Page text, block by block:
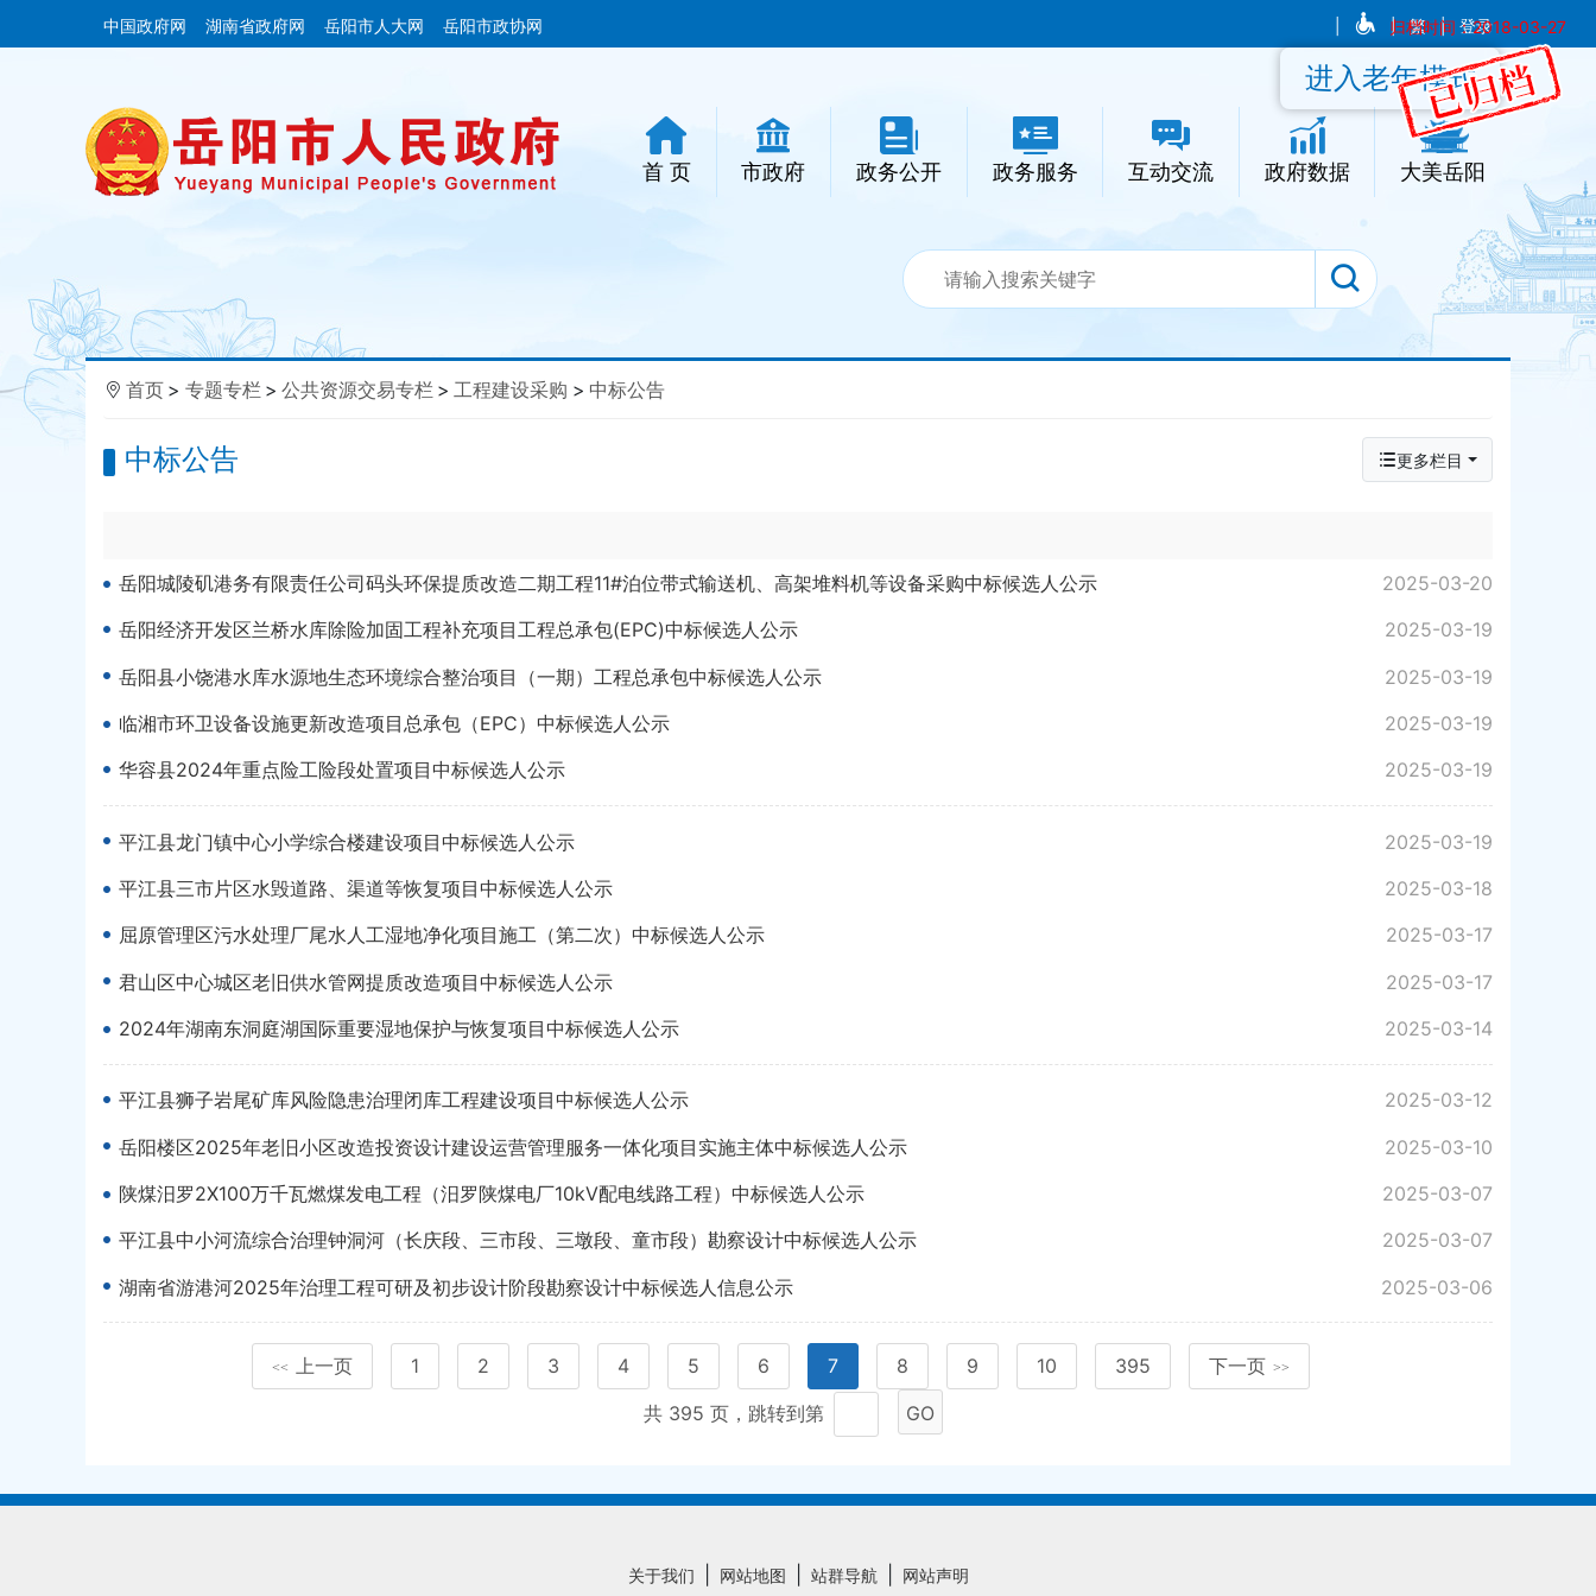
归档时间：2018-03-27
中国政府网 湖南省政府网 岳阳市人大网 岳阳市政协网 |繁| 登录
首 页 市政府 政务公开 政务服务 互动交流 政府数据 大美岳阳
进入老年模式
首页 > 专题专栏 > 公共资源交易专栏 > 工程建设采购 > 中标公告
中标公告 更多栏目
岳阳城陵矶港务有限责任公司码头环保提质改造二期工程11#泊位带式输送机、高架堆料机等设备采购中标候选人公示
2025-03-20
岳阳经济开发区兰桥水库除险加固工程补充项目工程总承包(EPC)中标候选人公示
2025-03-19
岳阳县小饶港水库水源地生态环境综合整治项目（一期）工程总承包中标候选人公示
2025-03-19
临湘市环卫设备设施更新改造项目总承包（EPC）中标候选人公示
2025-03-19
华容县2024年重点险工险段处置项目中标候选人公示
2025-03-19
平江县龙门镇中心小学综合楼建设项目中标候选人公示
2025-03-19
平江县三市片区水毁道路、渠道等恢复项目中标候选人公示
2025-03-18
屈原管理区污水处理厂尾水人工湿地净化项目施工（第二次）中标候选人公示
2025-03-17
君山区中心城区老旧供水管网提质改造项目中标候选人公示
2025-03-17
2024年湖南东洞庭湖国际重要湿地保护与恢复项目中标候选人公示
2025-03-14
平江县狮子岩尾矿库风险隐患治理闭库工程建设项目中标候选人公示
2025-03-12
岳阳楼区2025年老旧小区改造投资设计建设运营管理服务一体化项目实施主体中标候选人公示
2025-03-10
陕煤汨罗2X100万千瓦燃煤发电工程（汨罗陕煤电厂10kV配电线路工程）中标候选人公示
2025-03-07
平江县中小河流综合治理钟洞河（长庆段、三市段、三墩段、童市段）勘察设计中标候选人公示
2025-03-07
湖南省游港河2025年治理工程可研及初步设计阶段勘察设计中标候选人信息公示
2025-03-06
<< 上一页 1 2 3 4 5 6 7 8 9 10 395 下一页 >>
共 395 页，跳转到第 GO
关于我们 网站地图 站群导航 网站声明